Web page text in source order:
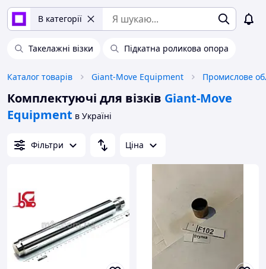
В категорії
Такелажні візки Підкатна роликова опора
Каталог товарів Giant-Move Equipment
Комплектуючі для візків Giant-Move
Equipment в Україні
Фільтри Ціна